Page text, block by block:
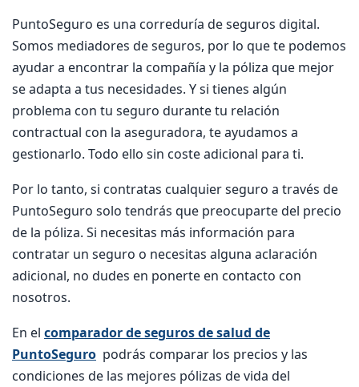
PuntoSeguro es una correduría de seguros digital.
Somos mediadores de seguros, por lo que te podemos
ayudar a encontrar la compañía y la póliza que mejor
se adapta a tus necesidades. Y si tienes algún
problema con tu seguro durante tu relación
contractual con la aseguradora, te ayudamos a
gestionarlo. Todo ello sin coste adicional para ti.
Por lo tanto, si contratas cualquier seguro a través de
PuntoSeguro solo tendrás que preocuparte del precio
de la póliza. Si necesitas más información para
contratar un seguro o necesitas alguna aclaración
adicional, no dudes en ponerte en contacto con
nosotros.
En el comparador de seguros de salud de
PuntoSeguro podrás comparar los precios y las
condiciones de las mejores pólizas de vida del